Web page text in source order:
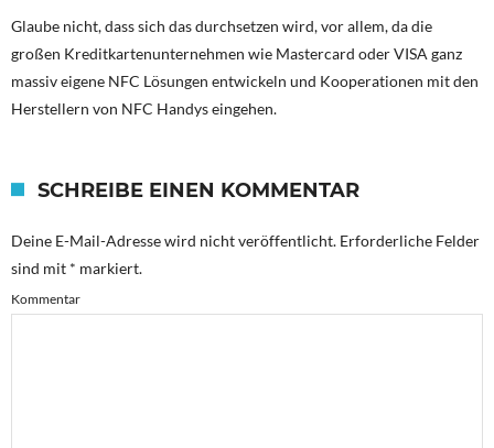
Glaube nicht, dass sich das durchsetzen wird, vor allem, da die
großen Kreditkartenunternehmen wie Mastercard oder VISA ganz
massiv eigene NFC Lösungen entwickeln und Kooperationen mit den
Herstellern von NFC Handys eingehen.
SCHREIBE EINEN KOMMENTAR
Deine E-Mail-Adresse wird nicht veröffentlicht. Erforderliche Felder
sind mit * markiert.
Kommentar